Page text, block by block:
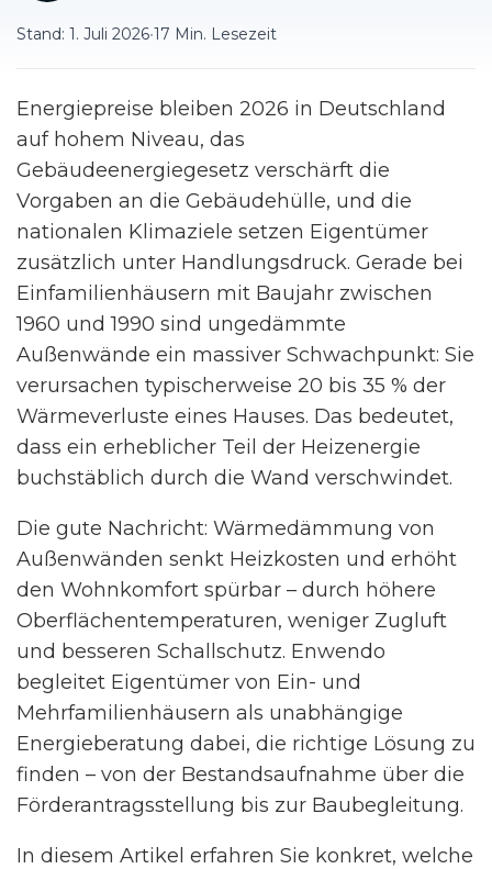
Stand: 1. Juli 2026•17 Min. Lesezeit
Energiepreise bleiben 2026 in Deutschland
auf hohem Niveau, das
Gebäudeenergiegesetz verschärft die
Vorgaben an die Gebäudehülle, und die
nationalen Klimaziele setzen Eigentümer
zusätzlich unter Handlungsdruck. Gerade bei
Einfamilienhäusern mit Baujahr zwischen
1960 und 1990 sind ungedämmte
Außenwände ein massiver Schwachpunkt: Sie
verursachen typischerweise 20 bis 35 % der
Wärmeverluste eines Hauses. Das bedeutet,
dass ein erheblicher Teil der Heizenergie
buchstäblich durch die Wand verschwindet.
Die gute Nachricht: Wärmedämmung von
Außenwänden senkt Heizkosten und erhöht
den Wohnkomfort spürbar – durch höhere
Oberflächentemperaturen, weniger Zugluft
und besseren Schallschutz. Enwendo
begleitet Eigentümer von Ein- und
Mehrfamilienhäusern als unabhängige
Energieberatung dabei, die richtige Lösung zu
finden – von der Bestandsaufnahme über die
Förderantragsstellung bis zur Baubegleitung.
In diesem Artikel erfahren Sie konkret, welche